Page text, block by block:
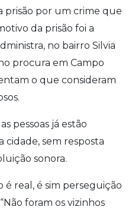
prisão por um crime que
da prisão foi a
no bairro Silvia
procura em Campo
o que consideram
pessoas já estão
cidade, sem resposta
sonora.
é real, é sim perseguição
foram os vizinhos